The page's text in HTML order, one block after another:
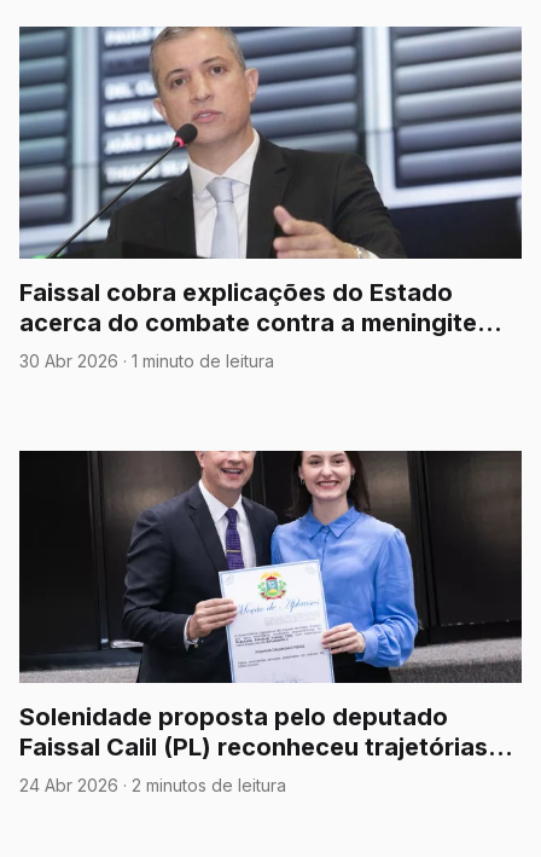
Faissal cobra explicações do Estado
acerca do combate contra a meningite
tipo B
30 Abr 2026 · 1 minuto de leitura
Solenidade proposta pelo deputado
Faissal Calil (PL) reconheceu trajetórias
que contribuem para o desenvolvimento
24 Abr 2026 · 2 minutos de leitura